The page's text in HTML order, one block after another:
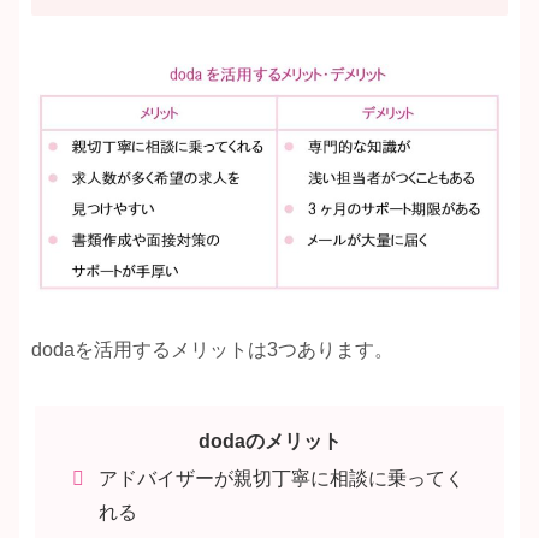
dodaを活用するメリットは3つあります。
dodaのメリット
アドバイザーが親切丁寧に相談に乗ってく
れる